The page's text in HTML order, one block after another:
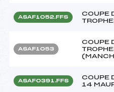
ASAF1052.FFS
COUPE
ASAF1053
COUPE
ASAF0391.FFS
COUPE
14